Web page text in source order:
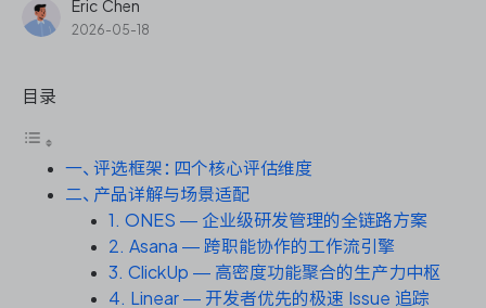
研发效能管理
资源和工时管理
Eric Chen
2026-05-18
目录
一、评选框架：四个核心评估维度
二、产品详解与场景适配
1. ONES — 企业级研发管理的全链路方案
2. Asana — 跨职能协作的工作流引擎
3. ClickUp — 高密度功能聚合的生产力中枢
4. Linear — 开发者优先的极速 Issue 追踪